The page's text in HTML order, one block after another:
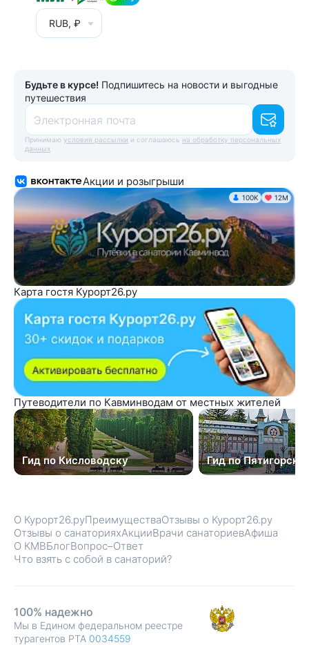
RUB, ₽
Будьте в курсе! Подпишитесь на новости и выгодные
путешествия
Электронная почта
Принимаю условия рассылки и соглашаюсь на обработку персональных
данных
Акции и розыгрыши
100K 12М
Карта гостя Курорт26.ру
Путеводители по Кавминводам от местных жителей
Гид по Кисловодску Гид по Пятигорску
О Курорт26.руПреимуществаОтзывы о Курорт26.ру
Отзывы о санаторияхАкцииВрачи санаториевАфиша
О КМВБлогВопрос–Ответ
Что взять с собой в санаторий?
100% надежно
Мы в Едином федеральном реестре
турагентов РТА 0034559